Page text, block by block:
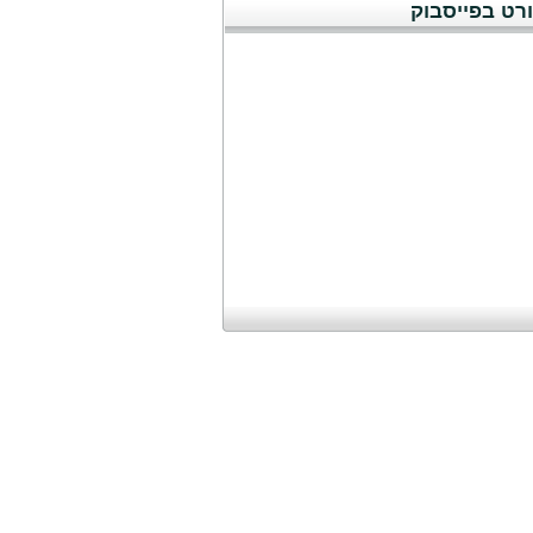
בפייסבוק